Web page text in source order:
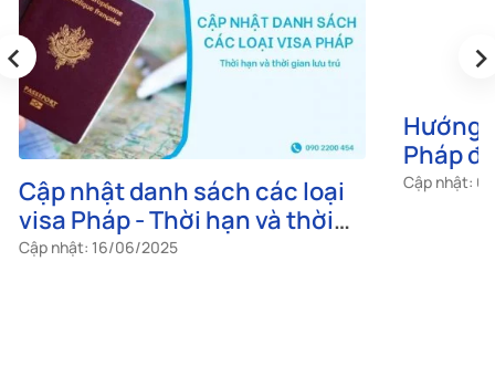
Cập nhật danh sách các loại
visa Pháp - Thời hạn và thời
gian lưu trú
Cập nhật: 16/06/2025
Hướng
‹ ›